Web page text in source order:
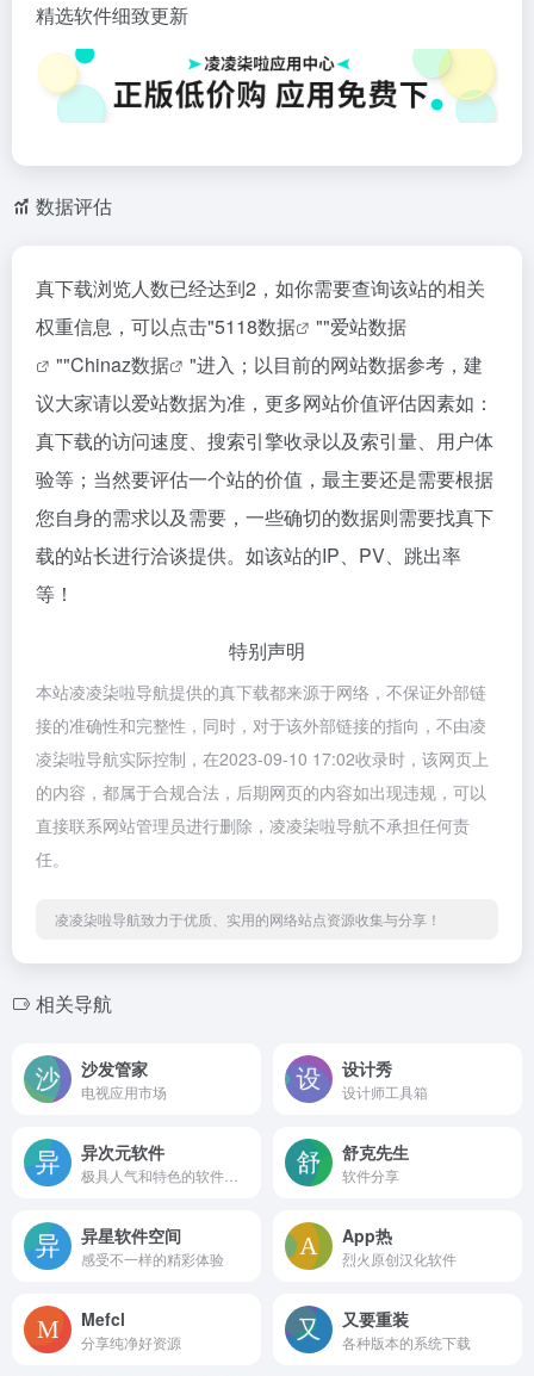
精选软件细致更新
数据评估
真下载浏览人数已经达到2，如你需要查询该站的相关
权重信息，可以点击"5118数据 ""爱站数据
""Chinaz数据
"进入；以目前的网站数据参考，建
议大家请以爱站数据为准，更多网站价值评估因素如：
真下载的访问速度、搜索引擎收录以及索引量、用户体
验等；当然要评估一个站的价值，最主要还是需要根据
您自身的需求以及需要，一些确切的数据则需要找真下
载的站长进行洽谈提供。如该站的IP、PV、跳出率
等！
特别声明
本站凌凌柒啦导航提供的真下载都来源于网络，不保证外部链
接的准确性和完整性，同时，对于该外部链接的指向，不由凌
凌柒啦导航实际控制，在2023-09-10 17:02收录时，该网页上
的内容，都属于合规合法，后期网页的内容如出现违规，可以
直接联系网站管理员进行删除，凌凌柒啦导航不承担任何责
任。
凌凌柒啦导航致力于优质、实用的网络站点资源收集与分享！
相关导航
沙发管家
电视应用市场
设计秀
设计师工具箱
异次元软件 舒克先生
软件分享
异星软件空间
感受不一样的精彩体验
App热
烈火原创汉化软件
Mefcl
分享纯净好资源
又要重装
各种版本的系统下载